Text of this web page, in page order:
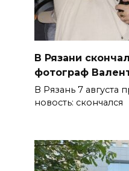
В Рязани
фотограф
В Рязань 7 августа
новость: скончался